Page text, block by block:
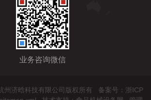
业务咨询微信
州济晗科技有限公司版权所有 备案号：浙ICP